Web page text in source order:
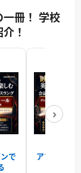
冊！ 学校
！
で
アマゾンで
›